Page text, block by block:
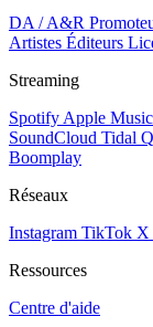
DA / A&R
Artistes Éditeurs
Streaming
Spotify Apple Music
SoundCloud Tidal
Boomplay
Réseaux
Instagram TikTok X
Ressources
Centre d'aide